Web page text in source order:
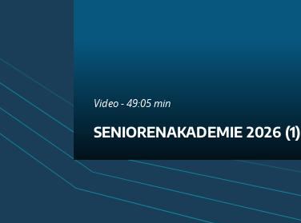
Video - 49:05 min
SENIORENAKADEMIE 2026 (1)